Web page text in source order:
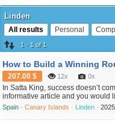
Linden
All results Personal
1 - 1 of 1
How to Build a Winning
207.00 $ 12x 0x
In Satta King, success doesn’t
informative article and you would
sattaresultlive.com assure visit
and guess randomly — they
them build smart guesses,
Spain ·Canary Islands · Linden ·